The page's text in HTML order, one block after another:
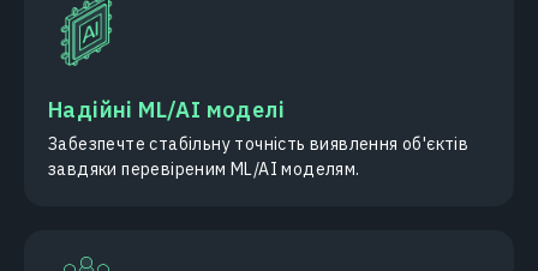
Надійні ML/AI моделі
Забезпечте стабільну точність виявлення об'єктів
завдяки перевіреним ML/AI моделям.